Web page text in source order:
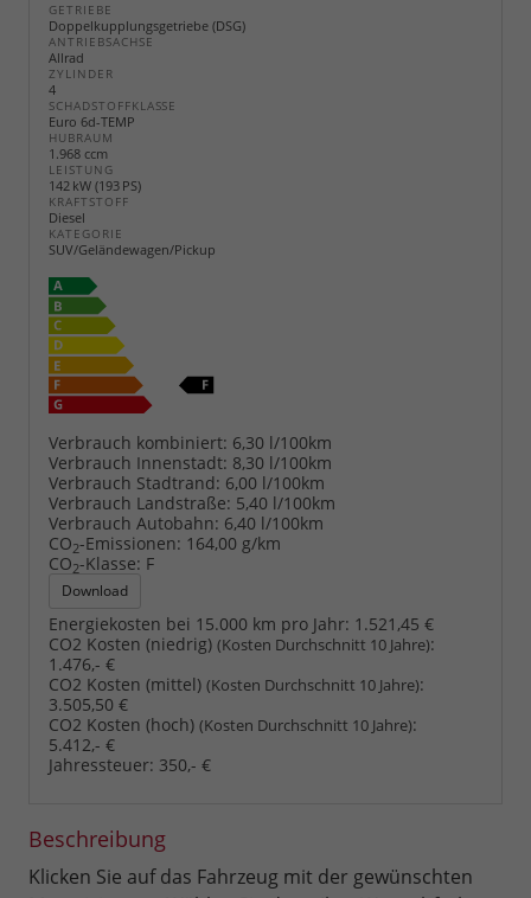
GETRIEBE
Doppelkupplungsgetriebe (DSG)
ANTRIEBSACHSE
Allrad
ZYLINDER
4
SCHADSTOFFKLASSE
Euro 6d-TEMP
HUBRAUM
1.968 ccm
LEISTUNG
142 kW (193 PS)
KRAFTSTOFF
Diesel
KATEGORIE
SUV/Geländewagen/Pickup
Verbrauch kombiniert: 6,30 l/100km
Verbrauch Innenstadt: 8,30 l/100km
Verbrauch Stadtrand: 6,00 l/100km
Verbrauch Landstraße: 5,40 l/100km
Verbrauch Autobahn: 6,40 l/100km
CO2-Emissionen: 164,00 g/km
CO2-Klasse: F
Download
Energiekosten bei 15.000 km pro Jahr: 1.521,45 €
CO2 Kosten (niedrig) (Kosten Durchschnitt 10 Jahre):
1.476,- €
CO2 Kosten (mittel) (Kosten Durchschnitt 10 Jahre):
3.505,50 €
CO2 Kosten (hoch) (Kosten Durchschnitt 10 Jahre):
5.412,- €
Jahressteuer: 350,- €
Beschreibung
Klicken Sie auf das Fahrzeug mit der gewünschten